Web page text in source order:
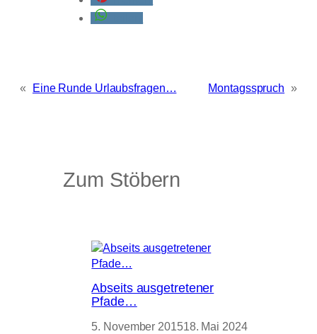
« Eine Runde Urlaubsfragen… Montagsspruch »
Zum Stöbern
Abseits ausgetretener
Pfade…
5. November 201518. Mai 2024